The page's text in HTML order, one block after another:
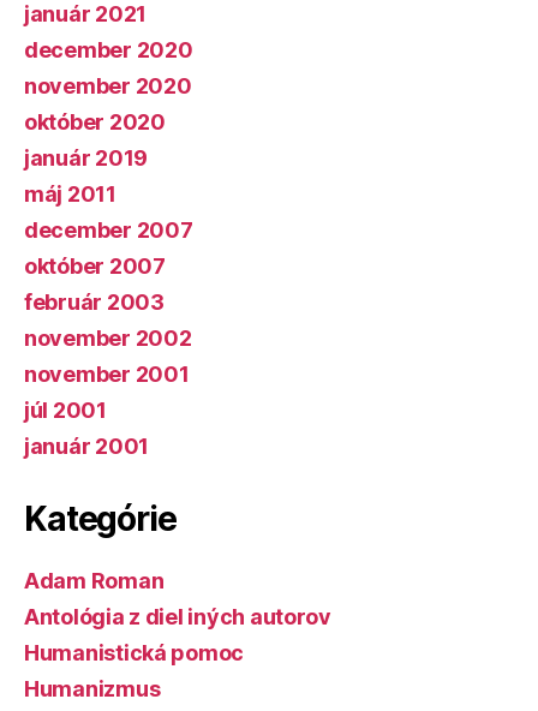
január 2021
december 2020
november 2020
október 2020
január 2019
máj 2011
december 2007
október 2007
február 2003
november 2002
november 2001
júl 2001
január 2001
Kategórie
Adam Roman
Antológia z diel iných autorov
Humanistická pomoc
Humanizmus